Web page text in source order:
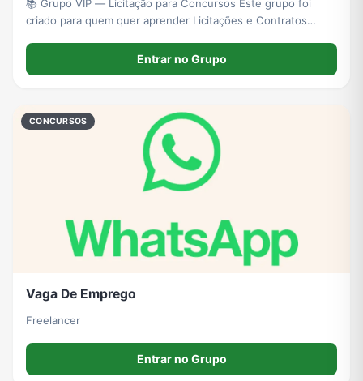
📚 Grupo VIP — Licitação para Concursos Este grupo foi
criado para quem quer aprender Licitações e Contratos
Entrar no Grupo
CONCURSOS
Vaga De Emprego
Freelancer
Entrar no Grupo